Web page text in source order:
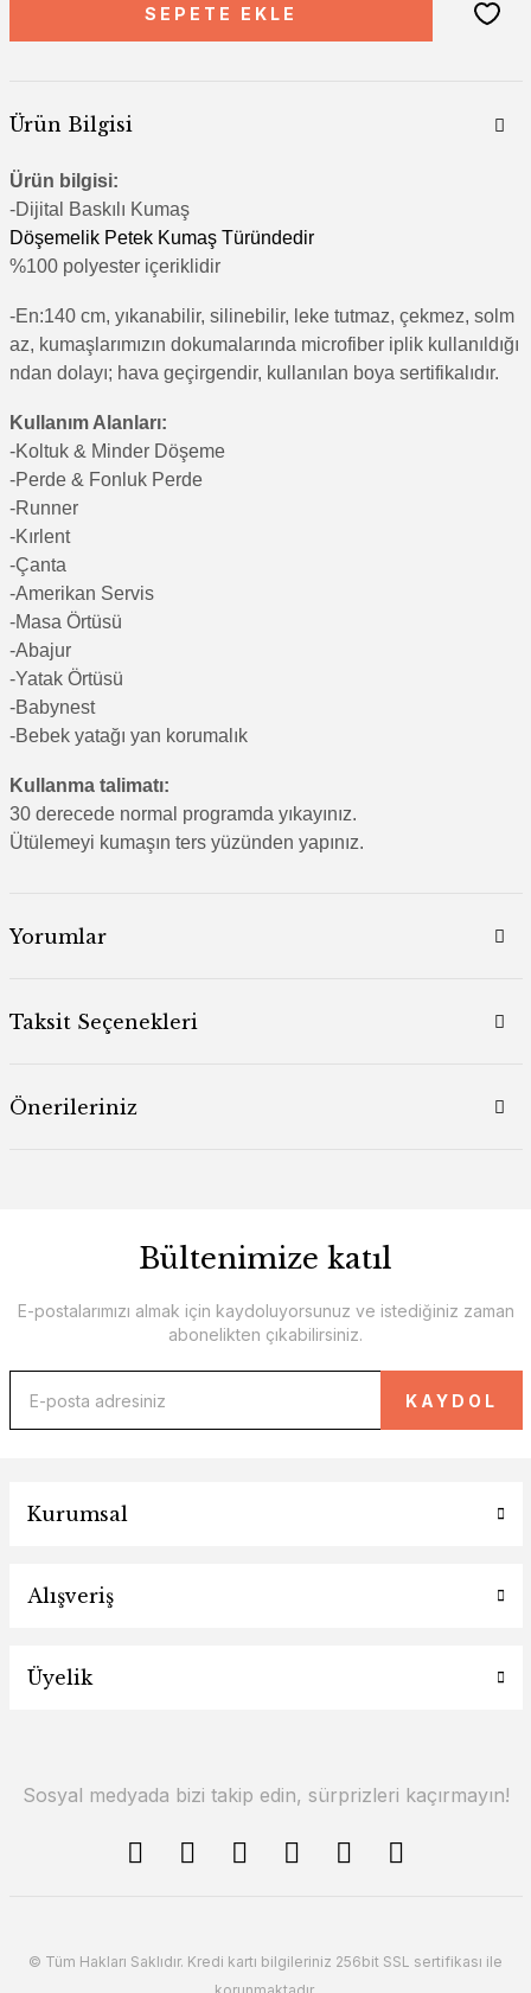
SEPETE EKLE
Ürün Bilgisi
Ürün bilgisi:
-Dijital Baskılı Kumaş
Döşemelik Petek Kumaş Türündedir
%100 polyester içeriklidir
-En:140 cm, yıkanabilir, silinebilir, leke tutmaz, çekmez, solm
az, kumaşlarımızın dokumalarında microfiber iplik kullanıldığı
ndan dolayı; hava geçirgendir, kullanılan boya sertifikalıdır.
Kullanım Alanları:
-Koltuk & Minder Döşeme
-Perde & Fonluk Perde
-Runner
-Kırlent
-Çanta
-Amerikan Servis
-Masa Örtüsü
-Abajur
-Yatak Örtüsü
-Babynest
-Bebek yatağı yan korumalık
Kullanma talimatı:
30 derecede normal programda yıkayınız.
Ütülemeyi kumaşın ters yüzünden yapınız.
Yorumlar
Taksit Seçenekleri
Önerileriniz
Bültenimize katıl
E-postalarımızı almak için kaydoluyorsunuz ve istediğiniz zaman
abonelikten çıkabilirsiniz.
KAYDOL
Kurumsal
Alışveriş
Üyelik
Sosyal medyada bizi takip edin, sürprizleri kaçırmayın!
© Tüm Hakları Saklıdır. Kredi kartı bilgileriniz 256bit SSL sertifikası ile